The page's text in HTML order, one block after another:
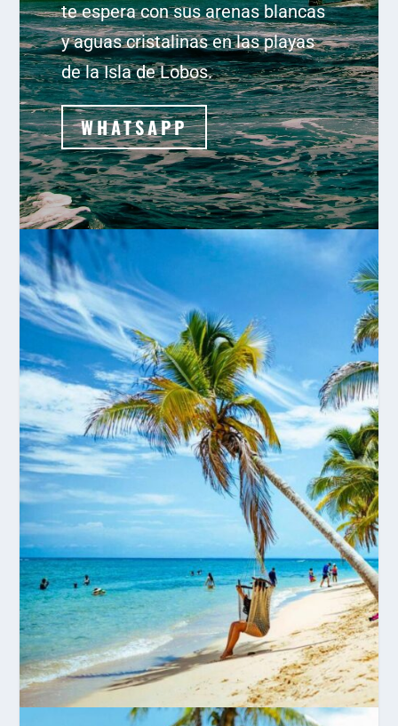
te espera con sus arenas blancas
y aguas cristalinas en las playas
de la Isla de Lobos.
WHATSAPP